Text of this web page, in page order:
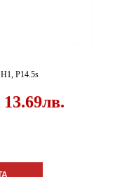
P14.5s
13.69лв.